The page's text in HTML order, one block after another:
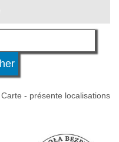
Carte - présente localisations